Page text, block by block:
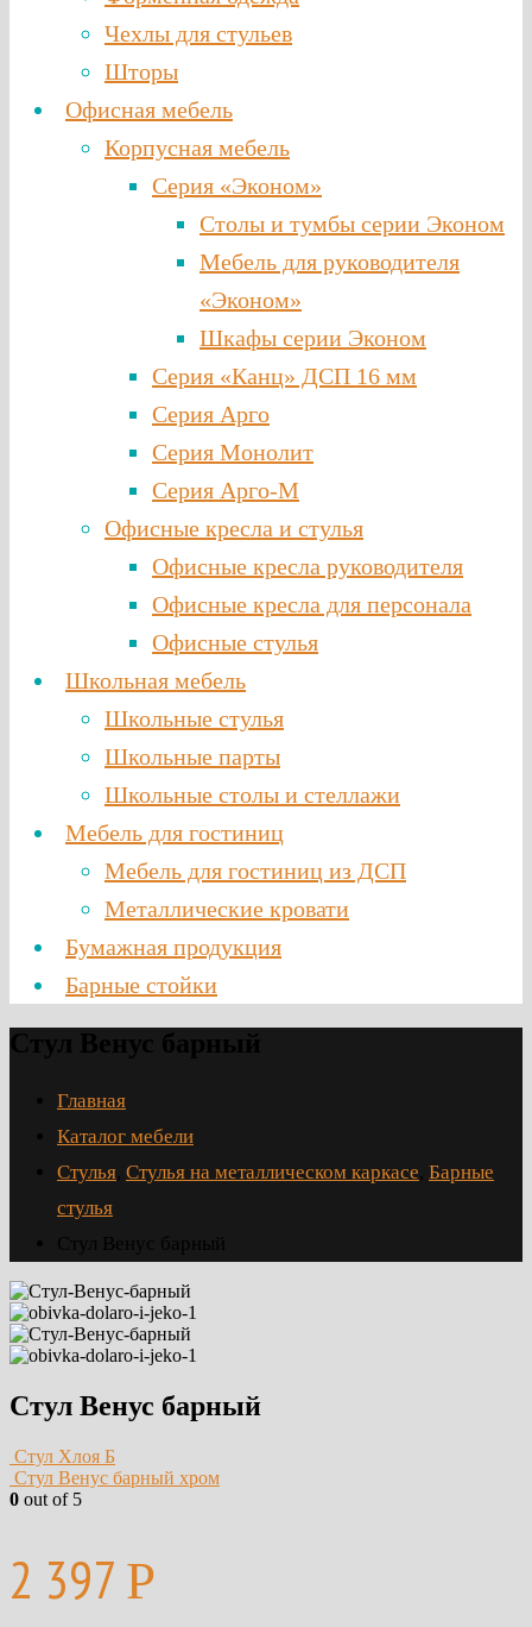
Чехлы для стульев
Шторы
Офисная мебель
Корпусная мебель
Серия «Эконом»
Столы и тумбы серии Эконом
Мебель для руководителя
«Эконом»
Шкафы серии Эконом
Серия «Канц» ДСП 16 мм
Серия Арго
Серия Монолит
Серия Арго-М
Офисные кресла и стулья
Офисные кресла руководителя
Офисные кресла для персонала
Офисные стулья
Школьная мебель
Школьные стулья
Школьные парты
Школьные столы и стеллажи
Мебель для гостиниц
Мебель для гостиниц из ДСП
Металлические кровати
Бумажная продукция
Барные стойки
Главная
Каталог мебели
Стулья Стулья на металлическом каркасе Барные
стулья
Стул Венус барный
Стул Хлоя Б
Стул Венус барный хром
0 out of 5
2 397 Р